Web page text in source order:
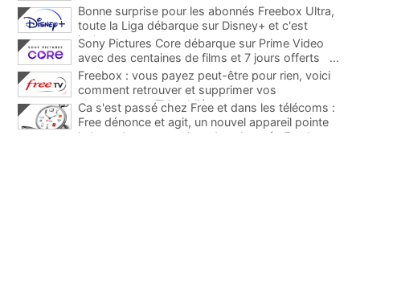
Bonne surprise pour les abonnés Freebox Ultra,
toute la Liga débarque sur Disney+ et c'est
inclus
Sony Pictures Core débarque sur Prime Video
avec des centaines de films et 7 jours offerts
...
Freebox : vous payez peut-être pour rien, voici
comment retrouver et supprimer vos
abonnements TV oubliés
...
Ca s'est passé chez Free et dans les télécoms :
Free dénonce et agit, un nouvel appareil pointe
le bout de son nez chez des abonnés Freebox...